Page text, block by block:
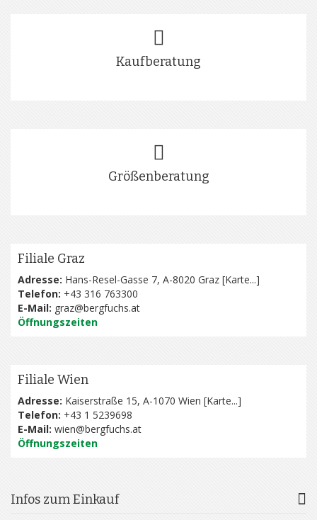
Kaufberatung
Größenberatung
Filiale Graz
Adresse: Hans-Resel-Gasse 7, A-8020 Graz [Karte...]
Telefon: +43 316 763300
E-Mail: graz@bergfuchs.at
Öffnungszeiten
Filiale Wien
Adresse: Kaiserstraße 15, A-1070 Wien [Karte...]
Telefon: +43 1 5239698
E-Mail: wien@bergfuchs.at
Öffnungszeiten
Infos zum Einkauf